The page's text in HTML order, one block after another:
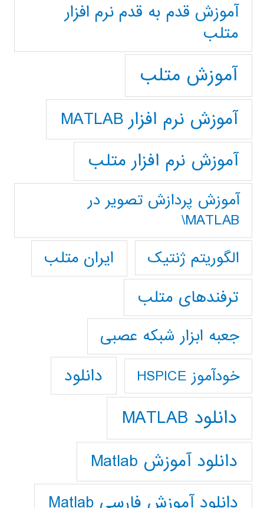
آموزش قدم به قدم نرم افزار
متلب
آموزش متلب
آموزش نرم افزار MATLAB
آموزش نرم افزار متلب
آموزش پردازش تصوير در
MATLAB\
الگوریتم ژنتیک
ایران متلب
ترفندهای متلب
جعبه ابزار شبکه عصبی
خودآموز HSPICE دانلود
دانلود MATLAB
دانلود آموزش Matlab